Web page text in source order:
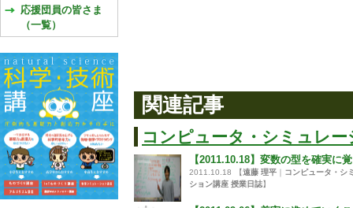
関連記事
コンピュータ・シミュレ
【2011.10.18】変数の型を確実に
2011.10.18 【遠藤 理平
コンピュータ・シ
ション講座 授業日誌】
応援団員の皆さま
（一覧）